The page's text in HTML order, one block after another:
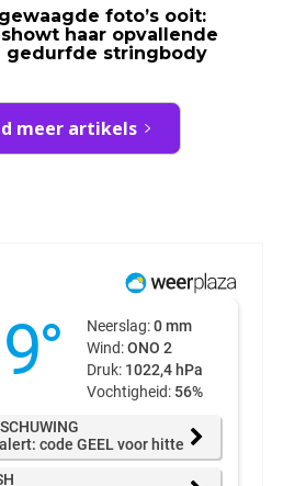
foto’s ooit:
haar opvallende
gedurfde stringbody
meer artikels